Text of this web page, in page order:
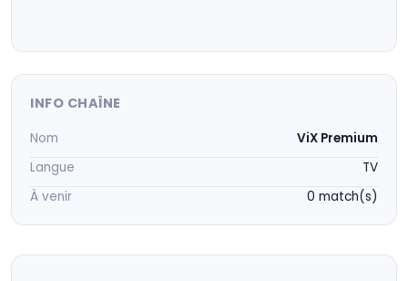
INFO CHAÎNE
Nom
ViX Premium
Langue
TV
À venir
0 match(s)